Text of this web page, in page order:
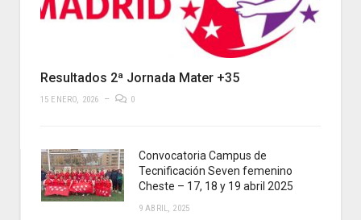
Resultados 2ª Jornada Mater +35
15 ENERO, 2026 0
Convocatoria Campus de
Tecnificación Seven femenino
Cheste – 17, 18 y 19 abril 2025
9 ABRIL, 2025